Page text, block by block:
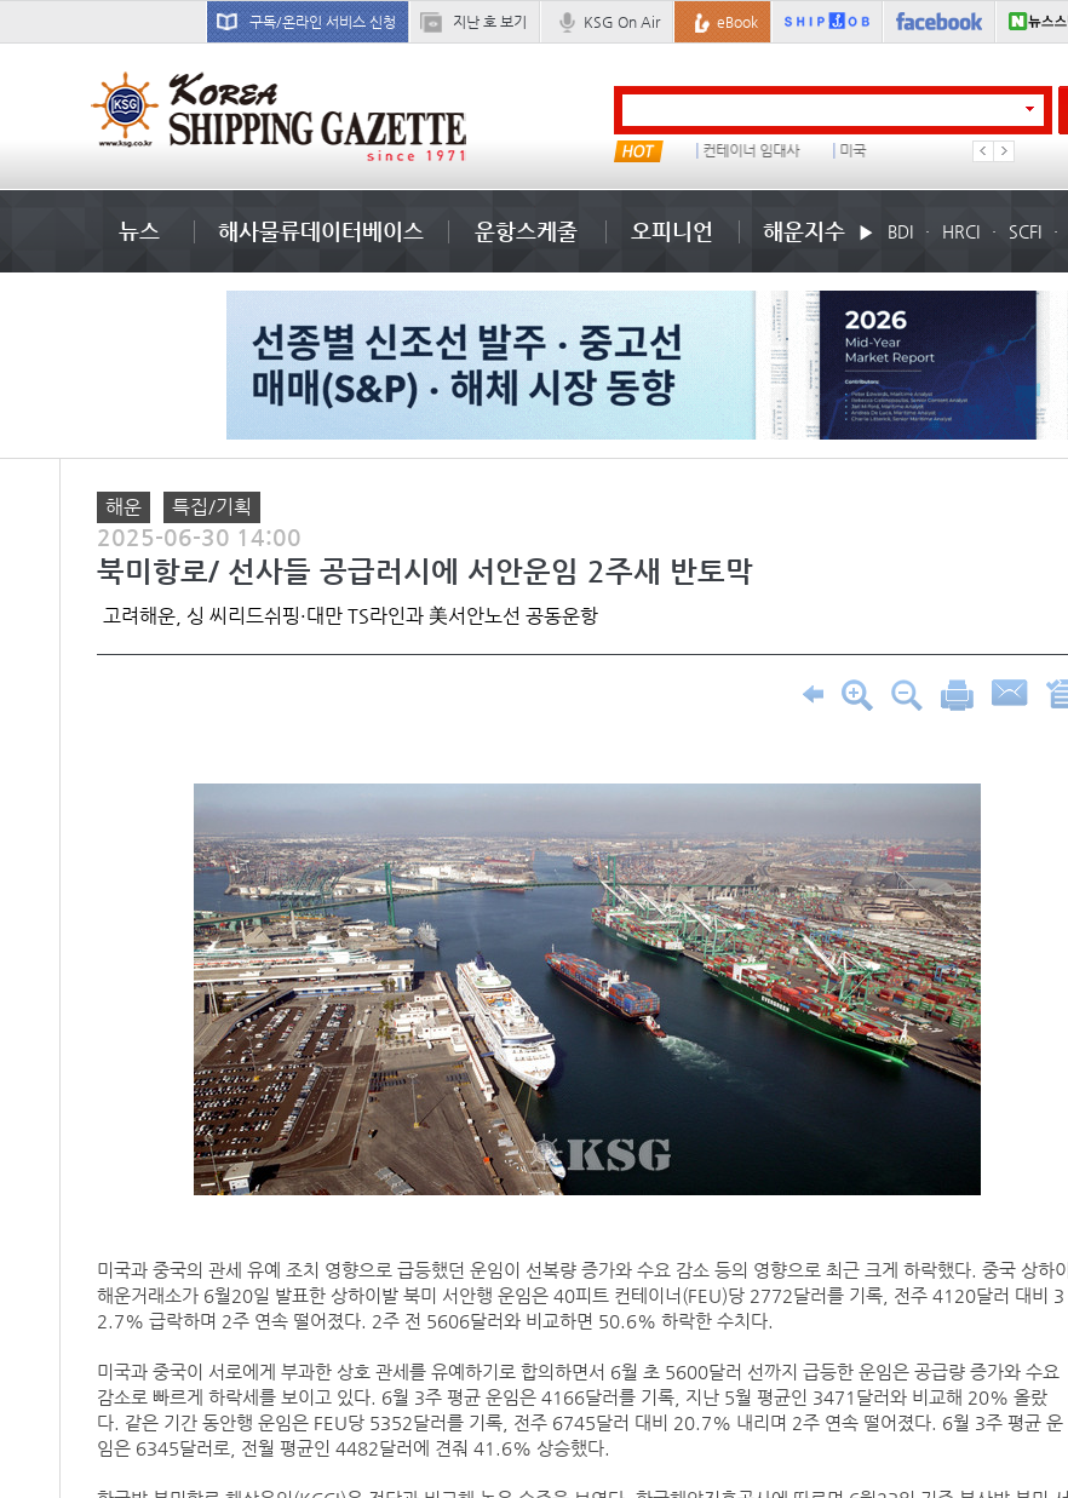
구독/온라인 서비스 신청 지난 호 보기 KSG On Air eBook
경상이익 부산신항 컨테이너 임대사 미국 �
뉴스 해사물류데이터베이스 운항스케줄 오피니언 해운지수 BDI HRCI SCFI
해운 특집/기획
2025-06-30 14:00
북미항로/ 선사들 공급러시에 서안운임 2주새 반토막
고려해운, 싱 씨리드쉬핑·대만 TS라인과 美서안노선 공동운항
미국과 중국의 관세 유예 조치 영향으로 급등했던 운임이 선복량 증가와 수요 감소 등의 영향으로 최근 크게 하락했다. 중국 상하이
해운거래소가 6월20일 발표한 상하이발 북미 서안행 운임은 40피트 컨테이너(FEU)당 2772달러를 기록, 전주 4120달러 대비 3
2.7% 급락하며 2주 연속 떨어졌다. 2주 전 5606달러와 비교하면 50.6% 하락한 수치다.
미국과 중국이 서로에게 부과한 상호 관세를 유예하기로 합의하면서 6월 초 5600달러 선까지 급등한 운임은 공급량 증가와 수요
감소로 빠르게 하락세를 보이고 있다. 6월 3주 평균 운임은 4166달러를 기록, 지난 5월 평균인 3471달러와 비교해 20% 올랐
다. 같은 기간 동안행 운임은 FEU당 5352달러를 기록, 전주 6745달러 대비 20.7% 내리며 2주 연속 떨어졌다. 6월 3주 평균 운
임은 6345달러로, 전월 평균인 4482달러에 견줘 41.6% 상승했다.